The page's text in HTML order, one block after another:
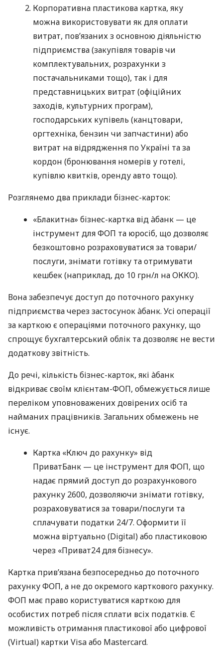
Корпоративна пластикова картка, яку
можна використовувати як для оплати
витрат, пов’язаних з основною діяльністю
підприємства (закупівля товарів чи
комплектувальних, розрахунки з
постачальниками тощо), так і для
представницьких витрат (офіційних
заходів, культурних програм),
господарських купівель (канцтовари,
оргтехніка, бензин чи запчастини) або
витрат на відрядження по Україні та за
кордон (бронювання номерів у готелі,
купівлю квитків, оренду авто тощо).
Розглянемо два приклади бізнес-карток:
«Блакитна» бізнес-картка від àбанк — це
інструмент для ФОП та юросіб, що дозволяє
безкоштовно розраховуватися за товари/
послуги, знімати готівку та отримувати
кешбек (наприклад, до 10 грн/л на ОККО).
Вона забезпечує доступ до поточного рахунку
підприємства через застосунок àбанк. Усі операції
за карткою є операціями поточного рахунку, що
спрощує бухгалтерський облік та дозволяє не вести
додаткову звітність.
До речі, кількість бізнес-карток, які àбанк
відкриває своїм клієнтам-ФОП, обмежується лише
переліком уповноважених довірених осіб та
найманих працівників. Загальних обмежень не
існує.
Картка «Ключ до рахунку» від
ПриватБанк — це інструмент для ФОП, що
надає прямий доступ до розрахункового
рахунку 2600, дозволяючи знімати готівку,
розраховуватися за товари/послуги та
сплачувати податки 24/7. Оформити її
можна віртуально (Digital) або пластиковою
через «Приват24 для бізнесу».
Картка прив’язана безпосередньо до поточного
рахунку ФОП, а не до окремого карткового рахунку.
ФОП має право користуватися карткою для
особистих потреб після сплати всіх податків. Є
можливість отримання пластикової або цифрової
(Virtual) картки Visa або Mastercard.